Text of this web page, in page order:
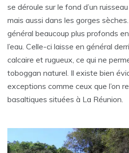
se déroule sur le fond d’un ruisseau
mais aussi dans les gorges
général beaucoup plus profonds
l’eau. Celle-ci laisse en général
calcaire et rugueux, ce qui ne
toboggan naturel. Il existe bien
exceptions comme ceux que l’on
basaltiques situées à La Réunion.